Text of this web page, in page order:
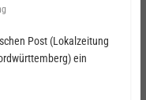
Post (Lokalzeitung
ein